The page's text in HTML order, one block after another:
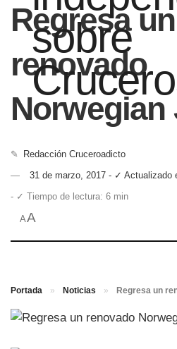
Regresa un
renovado
Norwegian
✎
Redacción Cruceroadicto
31 de marzo, 2017 - ✓ Actualizado
- ✓ Tiempo de lectura: 6 min
AA
Portada » Noticias » Regresa un